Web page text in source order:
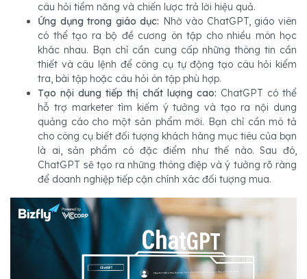
câu hỏi tiềm năng và chiến lược trả lời hiệu quả.
Ứng dụng trong giáo dục: Nhờ vào ChatGPT, giáo viên
có thể tạo ra bộ đề cương ôn tập cho nhiều môn học
khác nhau. Bạn chỉ cần cung cấp những thông tin cần
thiết và câu lệnh để công cụ tự động tạo câu hỏi kiểm
tra, bài tập hoặc câu hỏi ôn tập phù hợp.
Tạo nội dung tiếp thị chất lượng cao: ChatGPT có thể
hỗ trợ marketer tìm kiếm ý tưởng và tạo ra nội dung
quảng cáo cho một sản phẩm mới. Bạn chỉ cần mô tả
cho công cụ biết đối tượng khách hàng mục tiêu của bạn
là ai, sản phẩm có đặc điểm như thế nào. Sau đó,
ChatGPT sẽ tạo ra những thông điệp và ý tưởng rõ ràng
để doanh nghiệp tiếp cận chính xác đối tượng mua.